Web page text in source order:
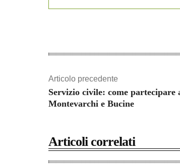
Articolo precedente
Servizio civile: come partecipare
Montevarchi e Bucine
Articoli correlati